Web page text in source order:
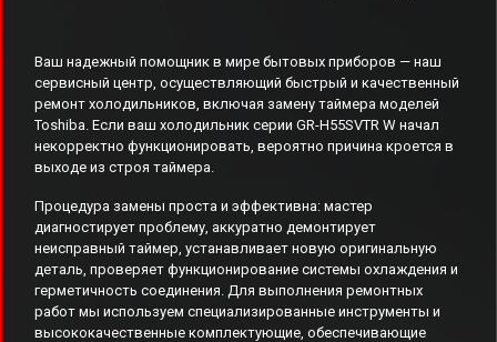
Ваш надежный помощник в мире бытовых приборов — наш
сервисный центр, осуществляющий быстрый и качественный
ремонт холодильников, включая замену таймера моделей
Toshiba. Если ваш холодильник серии GR-H55SVTR W начал
некорректно функционировать, вероятно причина кроется в
выходе из строя таймера.
Процедура замены проста и эффективна: мастер
диагностирует проблему, аккуратно демонтирует
неисправный таймер, устанавливает новую оригинальную
деталь, проверяет функционирование системы охлаждения и
герметичность соединения. Для выполнения ремонтных
работ мы используем специализированные инструменты и
высококачественные комплектующие, обеспечивающие